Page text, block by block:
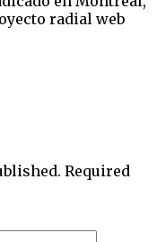
radial web
Required